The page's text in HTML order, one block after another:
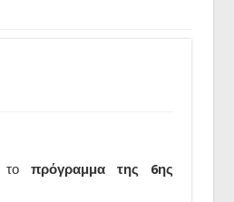
το πρόγραμμα της 6ης